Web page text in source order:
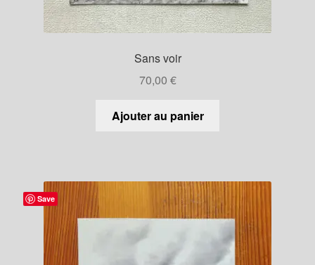
Sans voir
70,00 €
Ajouter au panier
Save